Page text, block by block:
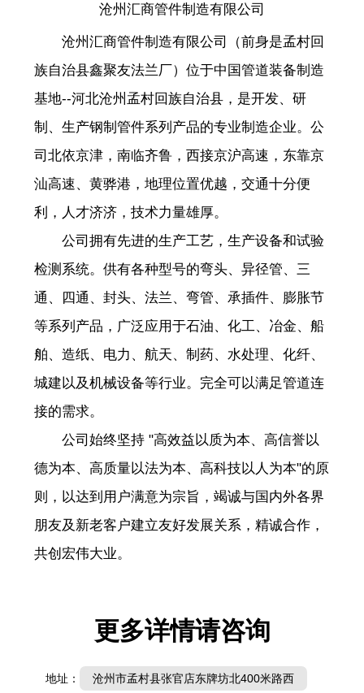
沧州汇商管件制造有限公司
沧州汇商管件制造有限公司（前身是孟村回
族自治县鑫聚友法兰厂）位于中国管道装备制造
基地--河北沧州孟村回族自治县，是开发、研
制、生产钢制管件系列产品的专业制造企业。公
司北依京津，南临齐鲁，西接京沪高速，东靠京
汕高速、黄骅港，地理位置优越，交通十分便
利，人才济济，技术力量雄厚。
公司拥有先进的生产工艺，生产设备和试验
检测系统。供有各种型号的弯头、异径管、三
通、四通、封头、法兰、弯管、承插件、膨胀节
等系列产品，广泛应用于石油、化工、冶金、船
舶、造纸、电力、航天、制药、水处理、化纤、
城建以及机械设备等行业。完全可以满足管道连
接的需求。
公司始终坚持 "高效益以质为本、高信誉以
德为本、高质量以法为本、高科技以人为本"的原
则，以达到用户满意为宗旨，竭诚与国内外各界
朋友及新老客户建立友好发展关系，精诚合作，
共创宏伟大业。
更多详情请咨询
地址： 沧州市孟村县张官店东牌坊北400米路西